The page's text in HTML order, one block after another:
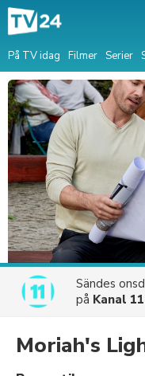
På TV idag Filmer Serier
Sändes
på Kanal 11
Moriah's